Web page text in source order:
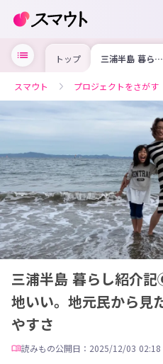
トップ 三浦半島 暮らし
紹介記⑥'ちょう
い。地元民から見
た横須賀の魅力と
住みやすさ
スマウト プロジェクトをさがす
三浦半島 暮らし紹介
地いい。地元民から見
やすさ
読みもの公開日：2025/12/03 02:18